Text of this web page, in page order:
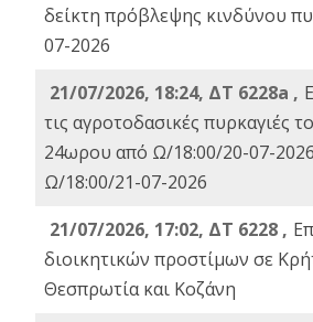
δείκτη πρόβλεψης κινδύνου
07-2026
21/07/2026, 18:24, ΔΤ 6228a ,
τις αγροτοδασικές πυρκαγιές
24ωρου από Ω/18:00/20-07-
Ω/18:00/21-07-2026
21/07/2026, 17:02, ΔΤ 6228 ,
διοικητικών προστίμων σε
Θεσπρωτία και Κοζάνη